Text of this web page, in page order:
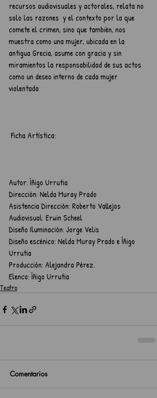
recursos audiovisuales y actorales, relata no
solo las razones  y el contexto por la que
comete el crimen, sino que también, nos
muestra como una mujer, ubicada en la
antigua Grecia, asume con gracia y sin
miramientos la responsabilidad de sus actos
como un deseo interno de cada mujer
violentada
Ficha Artística:
Autor: Íñigo Urrutia
Dirección: Nelda Muray Prado
Asistencia Dirección: Roberto Vallejos
Audiovisual: Erwin Scheel
Diseño Iluminación: Jorge Velis
Diseño escénico: Nelda Muray Prado e Íñigo
Urrutia
Producción: Alejandra Pérez.
Elenco: Íñigo Urrutia
Teatro
Comentarios